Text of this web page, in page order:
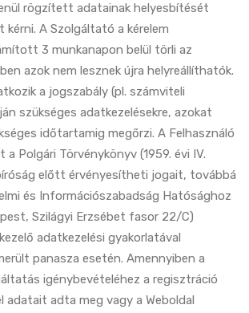
rögzített adatainak helyesbítését
kérni. A Szolgáltató a kérelem
3 munkanapon belül törli az
azok nem lesznek újra helyreállíthatók.
a jogszabály (pl. számviteli
szükséges adatkezelésekre, azokat
időtartamig megőrzi. A Felhasználó
Polgári Törvénykönyv (1959. évi IV.
előtt érvényesítheti jogait, továbbá
és Információszabadság Hatósághoz
Szilágyi Erzsébet fasor 22/C)
adatkezelési gyakorlatával
panasza esetén. Amennyiben a
igénybevételéhez a regisztráció
adatait adta meg vagy a Weboldal